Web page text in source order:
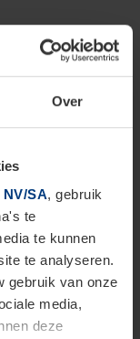
Over
SA, gebruik
te
te kunnen
te analyseren.
gebruik van onze
media,
deze